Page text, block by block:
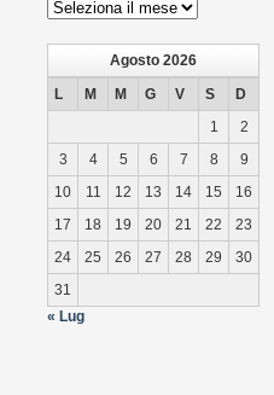
Archivio
News
Agosto 2026
L
M M G V S
D
1
2
3
4 5 6 7 8
9
10
11 12 13 14 15
16
17
18 19 20 21 22
23
24
25 26 27 28 29
30
31
« Lug